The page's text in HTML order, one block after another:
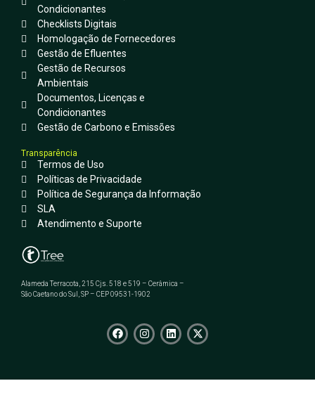
Condicionantes
Checklists Digitais
Homologação de Fornecedores
Gestão de Efluentes
Gestão de Recursos
Ambientais
Documentos, Licenças e
Condicionantes
Gestão de Carbono e Emissões
Transparência
Termos de Uso
Políticas de Privacidade
Política de Segurança da Informação
SLA
Atendimento e Suporte
Alameda Terracota, 215 Cjs. 518 e 519 – Cerâmica –
São Caetano do Sul, SP – CEP 09531-1902